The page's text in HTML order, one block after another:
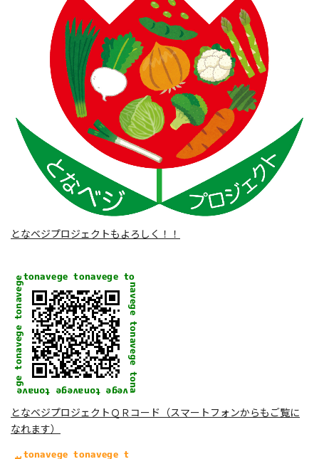
となベジプロジェクトもよろしく！！
となベジプロジェクトＱＲコード（スマートフォンからもご覧に
なれます）